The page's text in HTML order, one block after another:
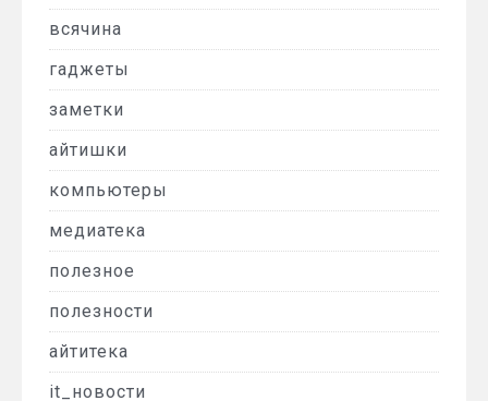
всячина
гаджеты
заметки
айтишки
компьютеры
медиатека
полезное
полезности
айтитека
it_новости